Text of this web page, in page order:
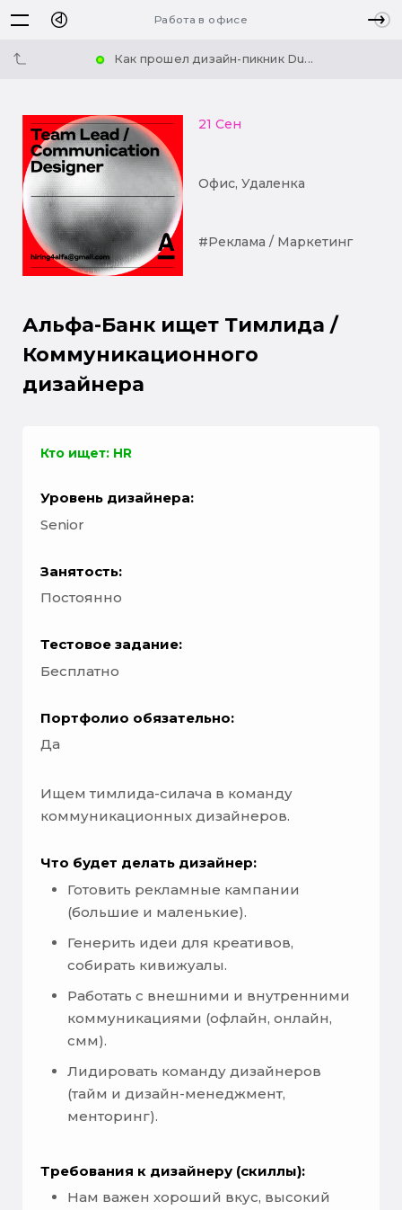
Работа в офисе
Как прошел дизайн-пикник Du...
21 Сен
Офис, Удаленка
#Реклама / Маркетинг
Альфа-Банк ищет Тимлида /
Коммуникационного
дизайнера
Кто ищет: HR
Уровень дизайнера:
Senior
Занятость:
Постоянно
Тестовое задание:
Бесплатно
Портфолио обязательно:
Да
Ищем тимлида-силача в команду
коммуникационных дизайнеров.
Что будет делать дизайнер:
Готовить рекламные кампании
(большие и маленькие).
Генерить идеи для креативов,
собирать кивижуалы.
Работать с внешними и внутренними
коммуникациями (офлайн, онлайн,
смм).
Лидировать команду дизайнеров
(тайм и дизайн-менеджмент,
менторинг).
Требования к дизайнеру (скиллы):
Нам важен хороший вкус, высокий